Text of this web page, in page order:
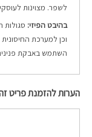
לשפר. מצוינות
בהיבט הפיזי: סגולות
וכן למערכת
השתמש באבקת
הערות להזמנת פריט